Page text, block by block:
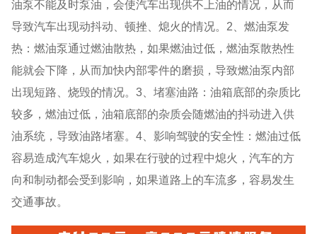
油泵不能及时泵油，会使汽车出现供不上油的情况，从而
导致汽车出现动抖动、顿挫、熄火的情况。2、燃油泵发
热：燃油泵通过燃油散热，如果燃油过低，燃油泵散热性
能就会下降，从而加快内部零件的磨损，导致燃油泵内部
出现短路、烧毁的情况。3、堵塞油路：油箱底部的杂质比
较多，燃油过低，油箱底部的杂质会随燃油的抖动进入供
油系统，导致油路堵塞。4、影响驾驶的安全性：燃油过低
容易造成汽车熄火，如果在行驶的过程中熄火，汽车的方
向和制动都会受到影响，如果道路上的车流多，容易发生
交通事故。